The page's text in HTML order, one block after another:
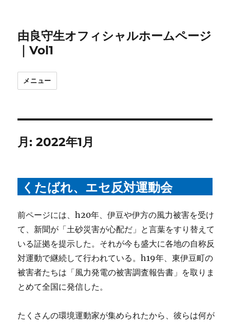
由良守生オフィシャルホームページ
｜Vol1
メニュー
月:2022年1月
くたばれ、エセ反対運動会
前ページには、h20年、伊豆や伊方の風力被害を受け
て、新聞が「土砂災害が心配だ」と言葉をすり替えて
いる証拠を提示した。それが今も盛大に各地の自称反
対運動で継続して行われている。h19年、東伊豆町の
被害者たちは「風力発電の被害調査報告書」を取りま
とめて全国に発信した。
たくさんの環境運動家が集められたから、彼らは何が